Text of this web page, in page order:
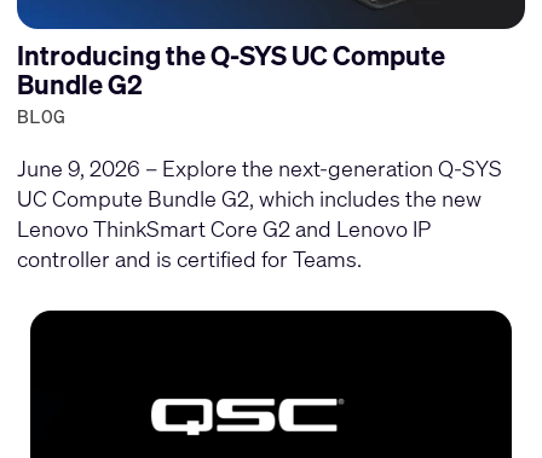
Introducing the Q-SYS UC Compute
Bundle G2
BLOG
June 9, 2026 – Explore the next-generation Q-SYS
UC Compute Bundle G2, which includes the new
Lenovo ThinkSmart Core G2 and Lenovo IP
controller and is certified for Teams.